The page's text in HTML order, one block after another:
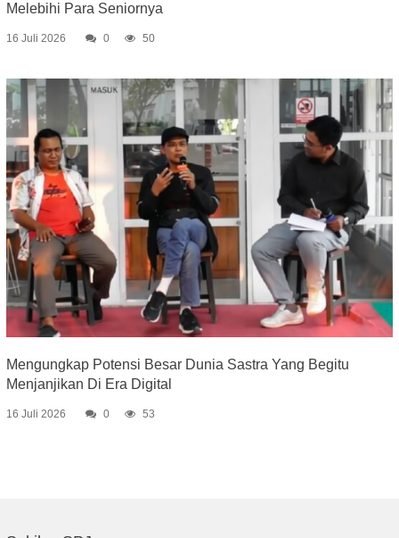
Melebihi Para Seniornya
16 Juli 2026 0 50
Mengungkap Potensi Besar Dunia Sastra Yang Begitu
Menjanjikan Di Era Digital
16 Juli 2026 0 53